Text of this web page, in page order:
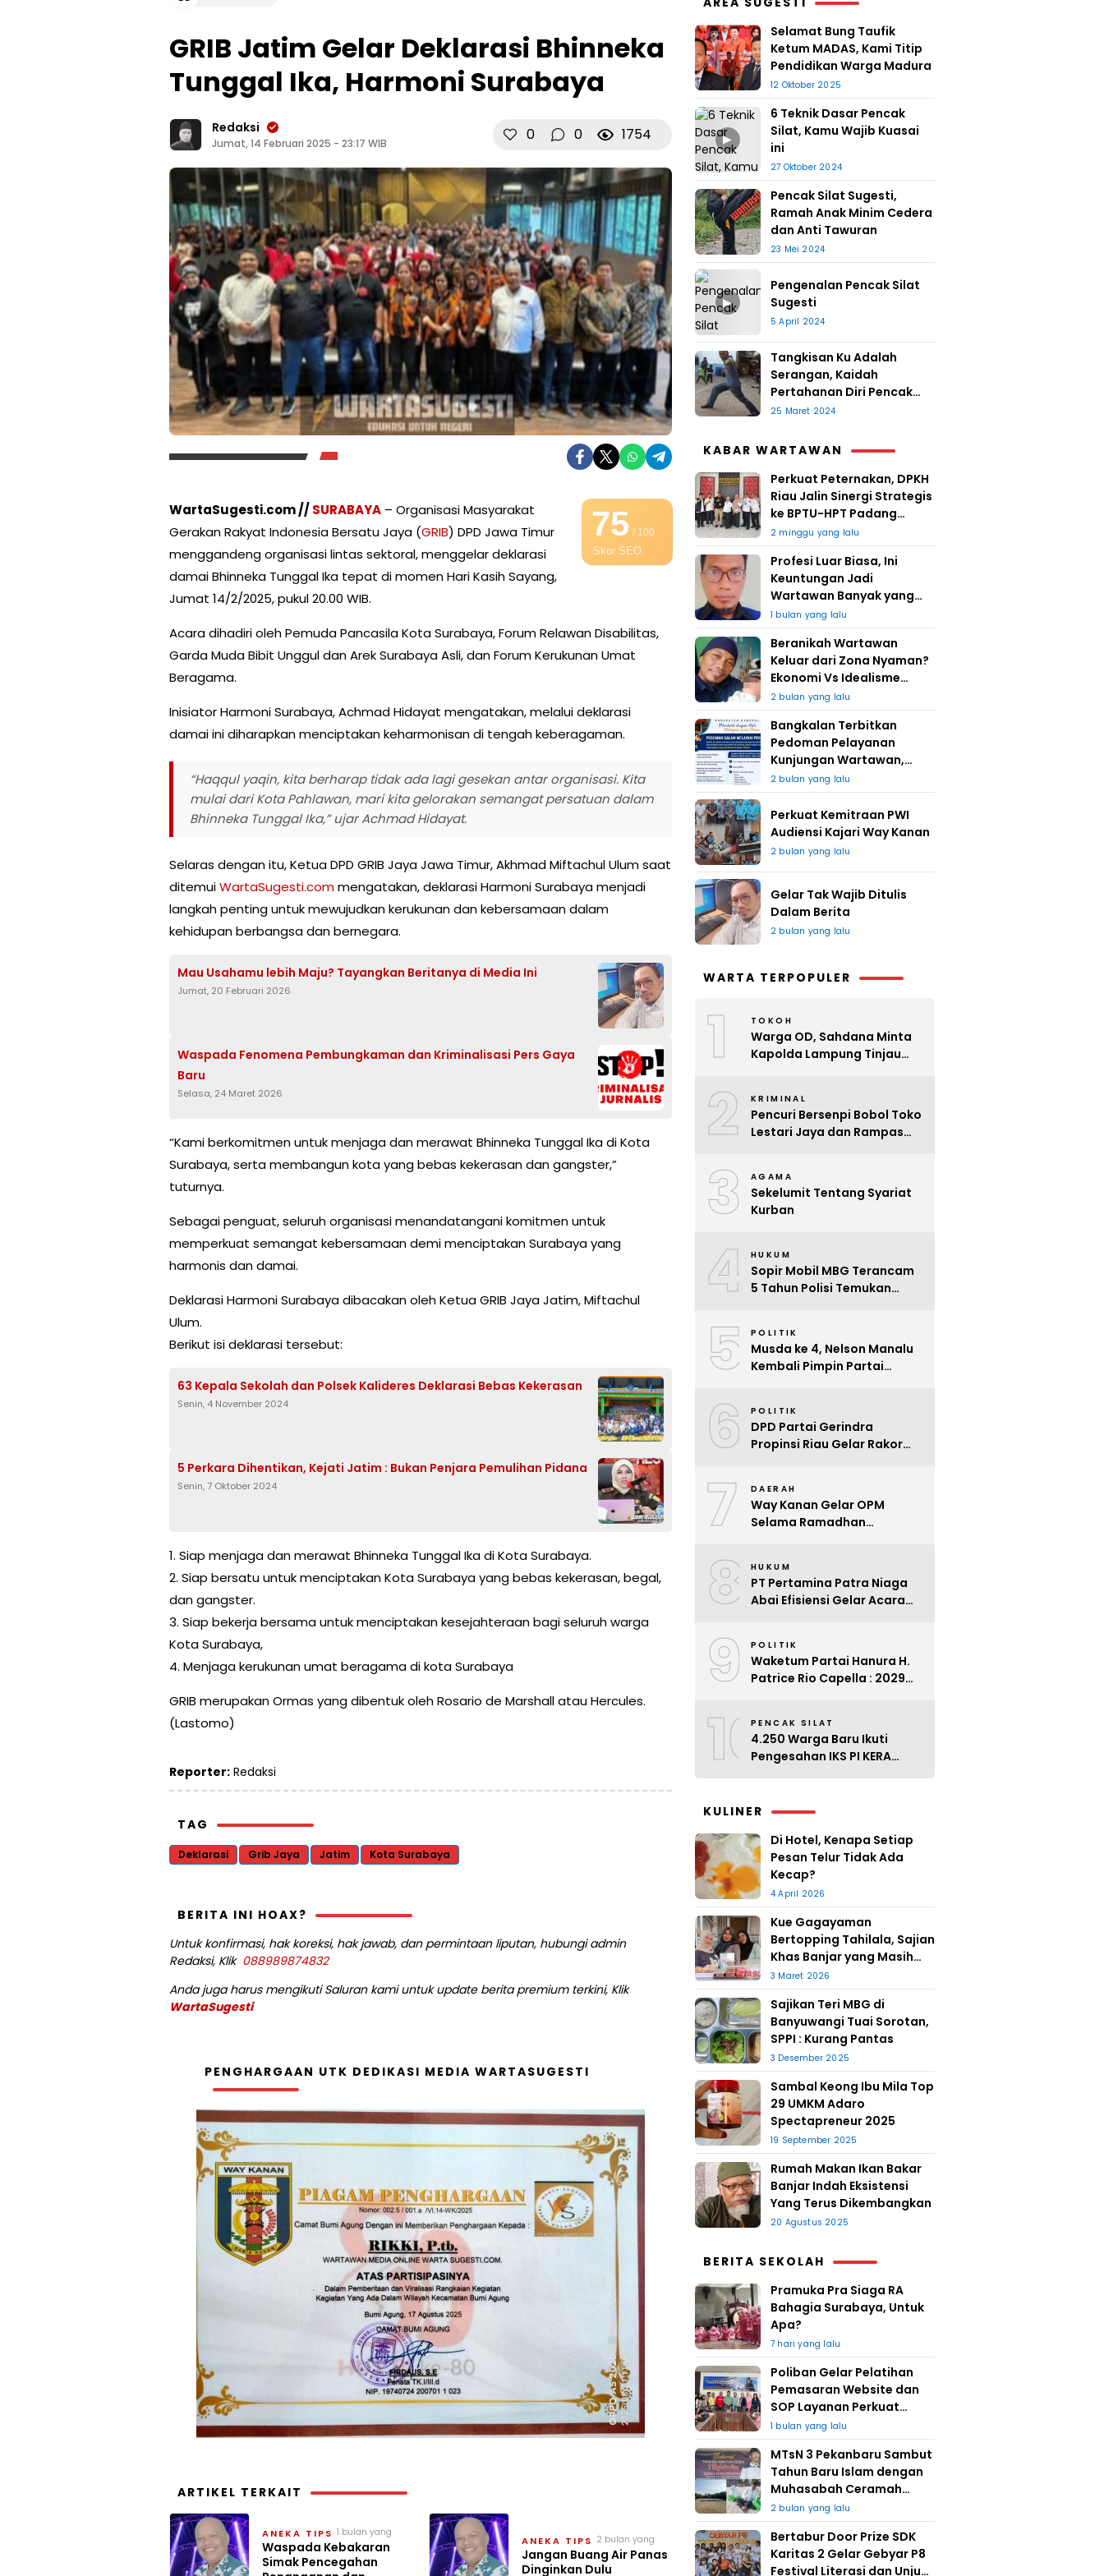
GRIB Jatim Gelar Deklarasi Bhinneka
Tunggal Ika, Harmoni Surabaya
Redaksi
Jumat, 14 Februari 2025 - 23:17 WIB 0 0 1754
75/ 100
Skor SEO
WartaSugesti.com //SURABAYA – Organisasi Masyarakat
Gerakan Rakyat Indonesia Bersatu Jaya (GRIB) DPD Jawa Timur
menggandeng organisasi lintas sektoral, menggelar deklarasi
damai Bhinneka Tunggal Ika tepat di momen Hari Kasih Sayang,
Jumat 14/2/2025, pukul 20.00 WIB.
Acara dihadiri oleh Pemuda Pancasila Kota Surabaya, Forum Relawan Disabilitas,
Garda Muda Bibit Unggul dan Arek Surabaya Asli, dan Forum Kerukunan Umat
Beragama.
Inisiator Harmoni Surabaya, Achmad Hidayat mengatakan, melalui deklarasi
damai ini diharapkan menciptakan keharmonisan di tengah keberagaman.
“Haqqul yaqin, kita berharap tidak ada lagi gesekan antar organisasi. Kita
mulai dari Kota Pahlawan, mari kita gelorakan semangat persatuan dalam
Bhinneka Tunggal Ika,” ujar Achmad Hidayat.
Selaras dengan itu, Ketua DPD GRIB Jaya Jawa Timur, Akhmad Miftachul Ulum saat
ditemuiWartaSugesti.commengatakan, deklarasi Harmoni Surabaya menjadi
langkah penting untuk mewujudkan kerukunan dan kebersamaan dalam
kehidupan berbangsa dan bernegara.
Mau Usahamu lebih Maju? Tayangkan Beritanya di Media Ini
Jumat, 20 Februari 2026
Waspada Fenomena Pembungkaman dan Kriminalisasi Pers Gaya
Baru
Selasa, 24 Maret 2026
“Kami berkomitmen untuk menjaga dan merawat Bhinneka Tunggal Ika di Kota
Surabaya, serta membangun kota yang bebas kekerasan dan gangster,”
tuturnya.
Sebagai penguat, seluruh organisasi menandatangani komitmen untuk
memperkuat semangat kebersamaan demi menciptakan Surabaya yang
harmonis dan damai.
Deklarasi Harmoni Surabaya dibacakan oleh Ketua GRIB Jaya Jatim, Miftachul
Ulum.
Berikut isi deklarasi tersebut:
63 Kepala Sekolah dan Polsek Kalideres Deklarasi Bebas Kekerasan
Senin, 4 November 2024
5 Perkara Dihentikan, Kejati Jatim : Bukan Penjara Pemulihan Pidana
Senin, 7 Oktober 2024
1. Siap menjaga dan merawat Bhinneka Tunggal Ika di Kota Surabaya.
2. Siap bersatu untuk menciptakan Kota Surabaya yang bebas kekerasan, begal,
dan gangster.
3. Siap bekerja bersama untuk menciptakan kesejahteraan bagi seluruh warga
Kota Surabaya,
4. Menjaga kerukunan umat beragama di kota Surabaya
GRIB merupakan Ormas yang dibentuk oleh Rosario de Marshall atau Hercules.
(Lastomo)
Reporter: Redaksi
TAG
Deklarasi Grib Jaya Jatim Kota Surabaya
BERITA INI HOAX?
Untuk konfirmasi, hak koreksi, hak jawab, dan permintaan liputan, hubungi admin
Redaksi, Klik 088989874832
Anda juga harus mengikuti Saluran kami untuk update berita premium terkini, Klik
WartaSugesti
PENGHARGAAN UTK DEDIKASI MEDIA WARTASUGESTI
ARTIKEL TERKAIT
ANEKA TIPS 1 bulan yang
lalu
Waspada Kebakaran
Simak Pencegahan
ANEKA TIPS 2 bulan yang
lalu
Jangan Buang Air Panas
Dinginkan Dulu
Selamat Bung Taufik
Ketum MADAS, Kami Titip
Pendidikan Warga Madura
12 Oktober 2025
▶
6 Teknik Dasar Pencak
Silat, Kamu Wajib Kuasai
ini
27 Oktober 2024
Pencak Silat Sugesti,
Ramah Anak Minim Cedera
dan Anti Tawuran
23 Mei 2024
▶
Pengenalan Pencak Silat
Sugesti
5 April 2024
Tangkisan Ku Adalah
Serangan, Kaidah
Pertahanan Diri Pencak
Sugesti
25 Maret 2024
KABAR WARTAWAN
Perkuat Peternakan, DPKH
Riau Jalin Sinergi Strategis
ke BPTU-HPT Padang
Mengatas
2 minggu yang lalu
Profesi Luar Biasa, Ini
Keuntungan Jadi
Wartawan Banyak yang
Takut
1 bulan yang lalu
Beranikah Wartawan
Keluar dari Zona Nyaman?
Ekonomi Vs Idealisme
Jurnalistik
2 bulan yang lalu
Bangkalan Terbitkan
Pedoman Pelayanan
Kunjungan Wartawan,
Redaksi : Bagus Jangan
Lari
2 bulan yang lalu
Perkuat Kemitraan PWI
Audiensi Kajari Way Kanan
2 bulan yang lalu
Gelar Tak Wajib Ditulis
Dalam Berita
2 bulan yang lalu
WARTA TERPOPULER
1 TOKOH
Warga OD, Sahdana Minta
Kapolda Lampung Tinjau
2 KRIMINAL
Pencuri Bersenpi Bobol Toko
Lestari Jaya dan Rampas
3 AGAMA
Sekelumit Tentang Syariat
Kurban
4 HUKUM
Sopir Mobil MBG Terancam
5 Tahun Polisi Temukan
5 POLITIK
Musda ke 4, Nelson Manalu
Kembali Pimpin Partai
6 POLITIK
DPD Partai Gerindra
Propinsi Riau Gelar Rakor
7 DAERAH
Way Kanan Gelar OPM
Selama Ramadhan
8 HUKUM
PT Pertamina Patra Niaga
Abai Efisiensi Gelar Acara
9 POLITIK
Waketum Partai Hanura H.
Patrice Rio Capella : 2029
10PENCAK SILAT
4.250 Warga Baru Ikuti
Pengesahan IKS PI KERA
KULINER
Di Hotel, Kenapa Setiap
Pesan Telur Tidak Ada
Kecap?
4 April 2026
Kue Gagayaman
Bertopping Tahilala, Sajian
Khas Banjar yang Masih
Bertahan
3 Maret 2026
Sajikan Teri MBG di
Banyuwangi Tuai Sorotan,
SPPI : Kurang Pantas
3 Desember 2025
Sambal Keong Ibu Mila Top
29 UMKM Adaro
Spectapreneur 2025
19 September 2025
Rumah Makan Ikan Bakar
Banjar Indah Eksistensi
Yang Terus Dikembangkan
20 Agustus 2025
BERITA SEKOLAH
Pramuka Pra Siaga RA
Bahagia Surabaya, Untuk
Apa?
7 hari yang lalu
Poliban Gelar Pelatihan
Pemasaran Website dan
SOP Layanan Perkuat
UMKM Berkat Guru Kapuh
1 bulan yang lalu
MTsN 3 Pekanbaru Sambut
Tahun Baru Islam dengan
Muhasabah Ceramah
Agama
2 bulan yang lalu
Bertabur Door Prize SDK
Karitas 2 Gelar Gebyar P8
Festival Literasi dan Unjuk